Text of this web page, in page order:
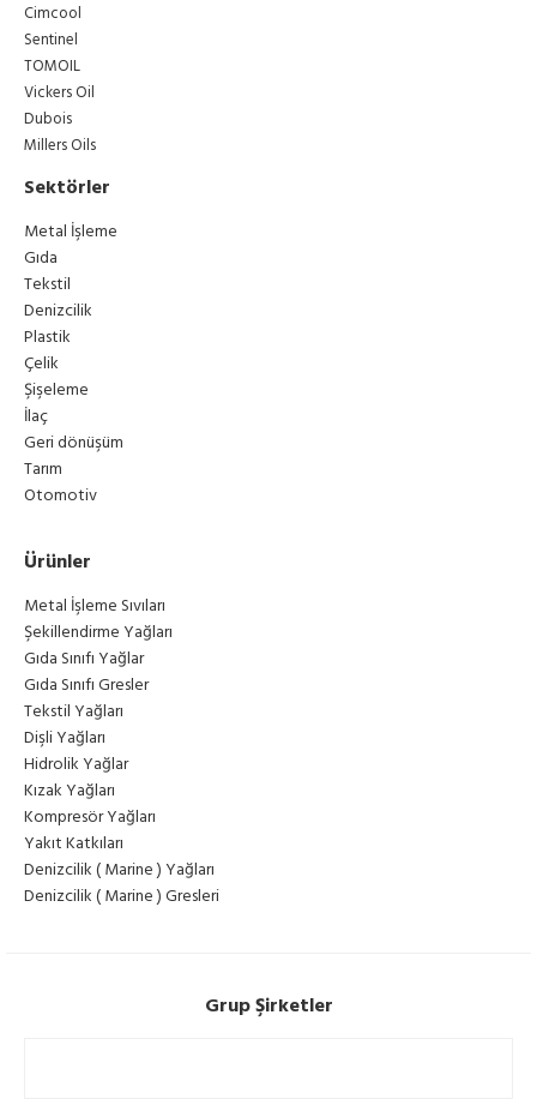
Cimcool
Sentinel
TOMOIL
Vickers Oil
Dubois
Millers Oils
Sektörler
Metal İşleme
Gıda
Tekstil
Denizcilik
Plastik
Çelik
Şişeleme
İlaç
Geri dönüşüm
Tarım
Otomotiv
Ürünler
Metal İşleme Sıvıları
Şekillendirme Yağları
Gıda Sınıfı Yağlar
Gıda Sınıfı Gresler
Tekstil Yağları
Dişli Yağları
Hidrolik Yağlar
Kızak Yağları
Kompresör Yağları
Yakıt Katkıları
Denizcilik ( Marine ) Yağları
Denizcilik ( Marine ) Gresleri
Grup Şirketler